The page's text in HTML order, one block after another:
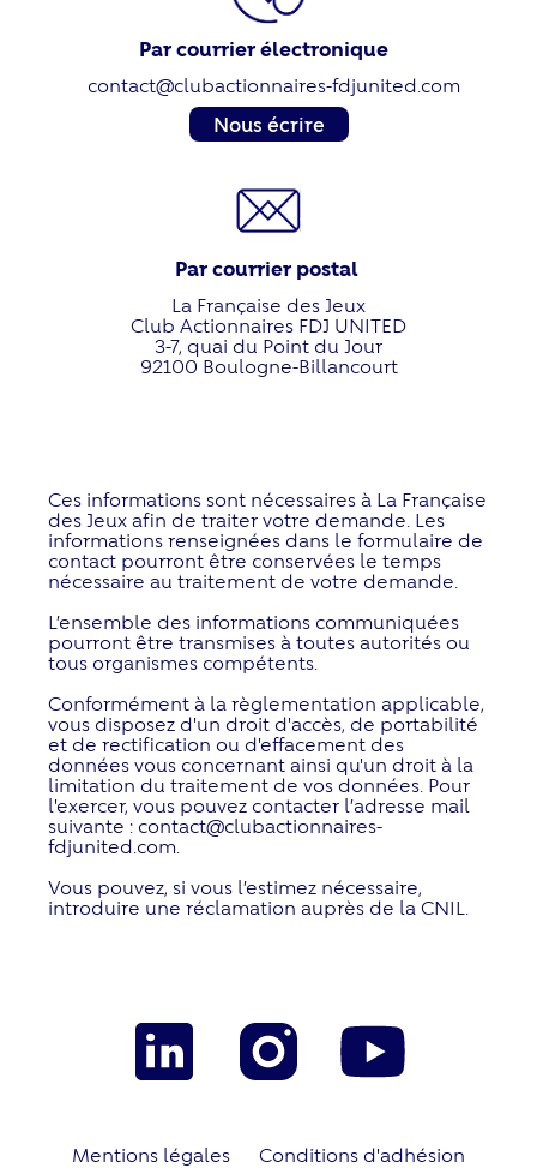
Par courrier électronique
contact@clubactionnaires-fdjunited.com
Nous écrire
Par courrier postal
La Française des Jeux
Club Actionnaires FDJ UNITED
3-7, quai du Point du Jour
92100 Boulogne-Billancourt
Ces informations sont nécessaires à La Française
des Jeux afin de traiter votre demande. Les
informations renseignées dans le formulaire de
contact pourront être conservées le temps
nécessaire au traitement de votre demande.
L’ensemble des informations communiquées
pourront être transmises à toutes autorités ou
tous organismes compétents.
Conformément à la règlementation applicable,
vous disposez d'un droit d'accès, de portabilité
et de rectification ou d'effacement des
données vous concernant ainsi qu'un droit à la
limitation du traitement de vos données. Pour
l'exercer, vous pouvez contacter l’adresse mail
suivante : contact@clubactionnaires-
fdjunited.com
Vous pouvez, si vous l’estimez nécessaire,
introduire une réclamation auprès de la CNIL.
Mentions légales
Conditions d'adhésion